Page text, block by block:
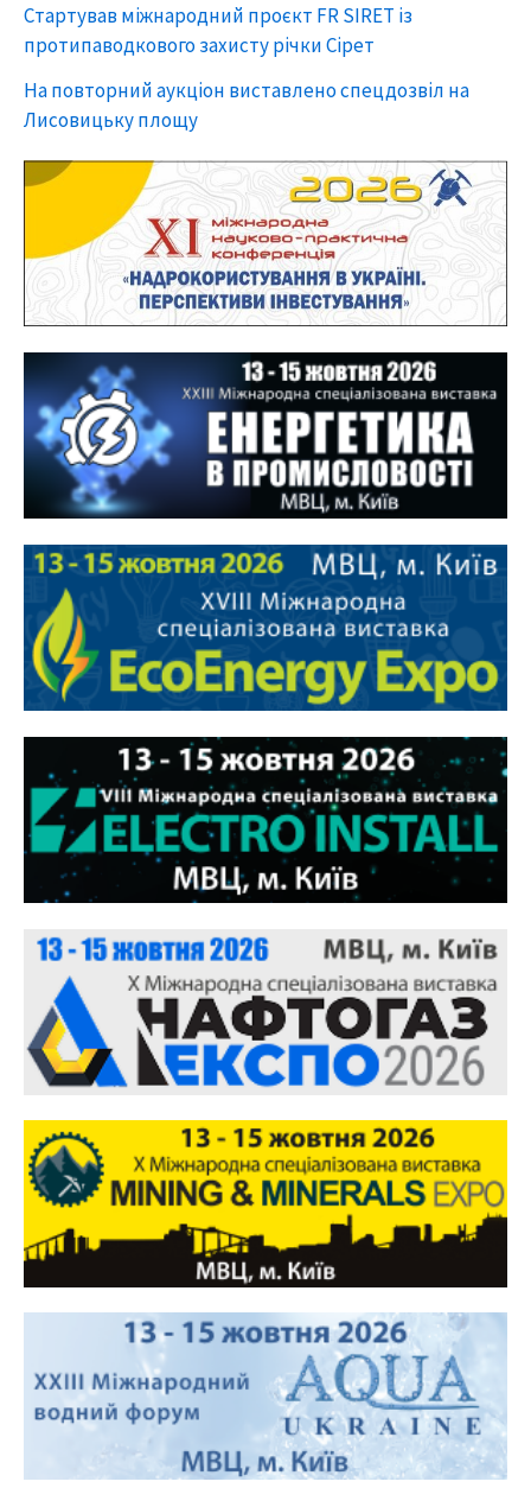
Стартував міжнародний проєкт FR SIRET із
протипаводкового захисту річки Сірет
На повторний аукціон виставлено спецдозвіл на
Лисовицьку площу